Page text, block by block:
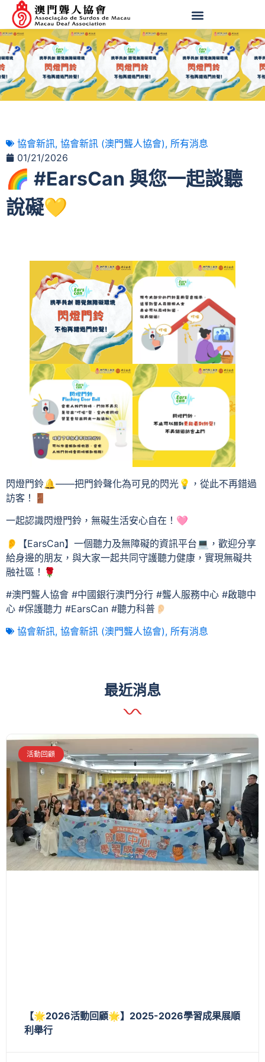
協會新訊, 協會新訊 (澳門聾人協會), 所有消息
01/21/2026
🌈 #EarsCan 與您一起談聽
說礙💛
閃燈門鈴🔔——把門鈴聲化為可見的閃光💡，從此不再錯過
訪客！🚪
一起認識閃燈門鈴，無礙生活安心自在！🩷
👂【EarsCan】一個聽力及無障礙的資訊平台💻，歡迎分享
給身邊的朋友，與大家一起共同守護聽力健康，實現無礙共
融社區！🌹
#澳門聾人協會 #中國銀行澳門分行 #聾人服務中心 #啟聰中
心 #保護聽力 #EarsCan #聽力科普👂🏻
協會新訊, 協會新訊 (澳門聾人協會), 所有消息
最近消息
活動回顧
【🌟2026活動回顧🌟】2025-2026學習成果展順
利舉行